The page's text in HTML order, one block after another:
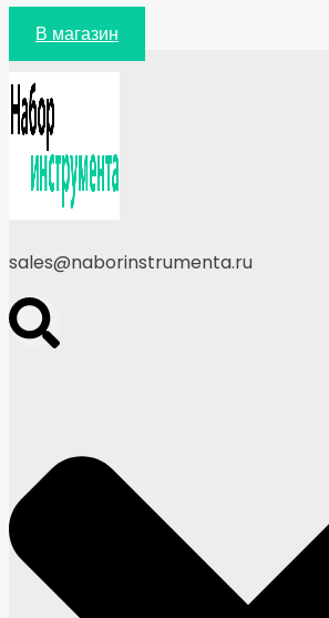
В магазин
sales@naborinstrumenta.ru